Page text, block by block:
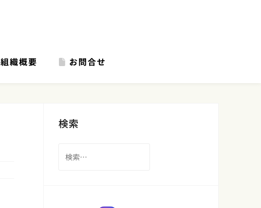
組織概要 お問合せ
検索
索: